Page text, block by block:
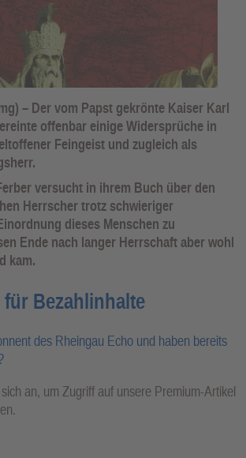
– Der vom Papst gekrönte Kaiser Karl
offenbar einige Widersprüche in
Feingeist und zugleich als
versucht in ihrem Buch über den
Herrscher trotz schwieriger
dieses Menschen zu
Ende nach langer Herrschaft aber wohl
kam.
Bezahlinhalte
des Rheingau Echo und haben bereits
an, um Zugriff auf unsere Premium-Artikel